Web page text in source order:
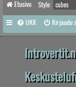
Etusivu Style:
UKK Kirjaudu